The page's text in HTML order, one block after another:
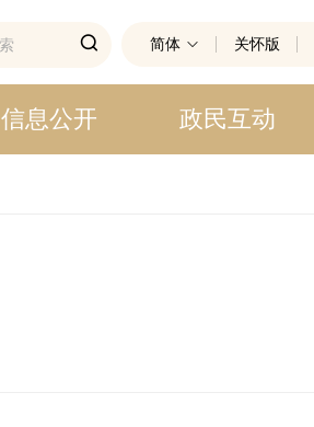
简体 关怀版
信息公开 政民互动